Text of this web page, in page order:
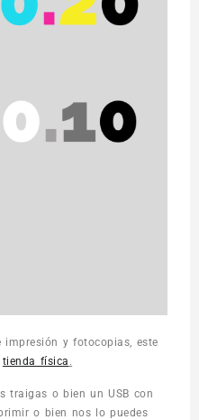
impresión y fotocopias, este
tienda física .
traigas o bien un USB con
o bien nos lo puedes